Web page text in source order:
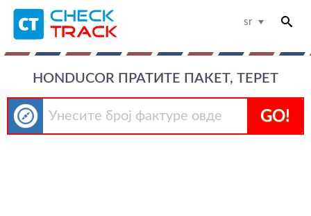
sr
HONDUCOR ПРАТИТЕ ПАКЕТ, ТЕРЕТ
GO!